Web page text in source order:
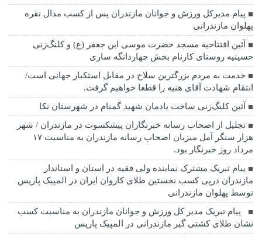
پیام مدیرکل ورزش و جوانان مازندران پس از کسب مدال نقره
پهلوان مازندرانی
آئین افتتاحیه مسجد حضرت موسی ابن جعفر (ع) و کلنگ‌زنی
حسینیه روستای کارنام بخش چهاردانگه ساری
خدمت به مردم بزرگترین سلاح در مقابل استکبار جهانی است/
انتقام شهادت آقای هنیه را قطعا خواهیم گرفت.
آئین کلنگ‌زنی ساخت یادمان شهید گمنام در شهرستان نکا
تجلیل از اصحاب رسانه خبرنگاران پیشکسوت در مازندران / شهر
هزار سنگر آمل میزبان اصحاب رسانه مازندران به مناسبت ۱۷
مرداد روز خبرنگار بود.
پیام تبریک مشترک نماینده ولی فقیه در استان و استاندار
مازندران درپی کسب نخستین طلای کاروان ایران در المپیک پاریس
توسط پهلوان مازندرانی
‍ ‍ پیام تبریک مدیر کل ورزش و جوانان مازندران به مناسبت کسب
نشان طلای کشتی گیر مازندرانی در المپیک پاریس